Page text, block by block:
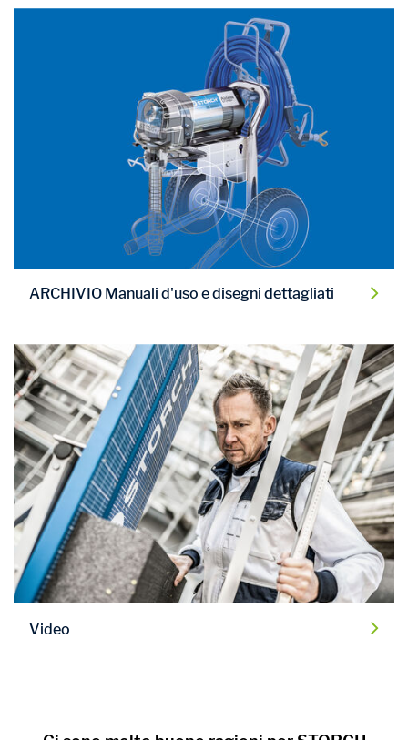
ARCHIVIO Manuali d'uso e disegni dettagliati
Video